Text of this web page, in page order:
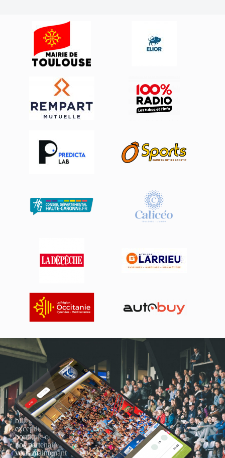
Actualités, nouveautés,
billetterie, remises
exceptionnelles dans la
boutique officielles & chez
nos partenaires… Inscrivez-
vous maintenant